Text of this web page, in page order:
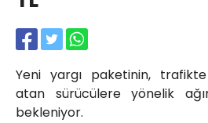
Yeni yargı paketinin,
atan sürücülere yönelik
bekleniyor.
Yahya